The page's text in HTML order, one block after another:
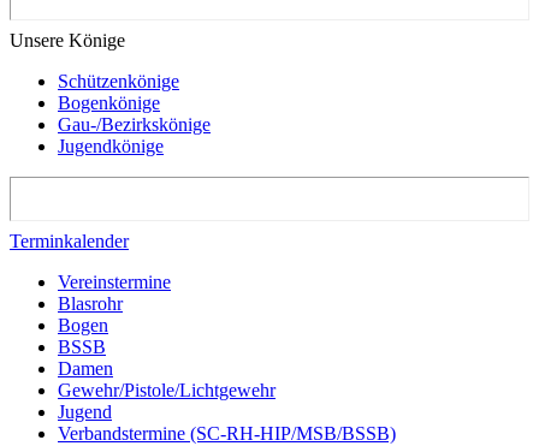
Unsere Könige
Schützenkönige
Bogenkönige
Gau-/Bezirkskönige
Jugendkönige
Terminkalender
Vereinstermine
Blasrohr
Bogen
BSSB
Damen
Gewehr/Pistole/Lichtgewehr
Jugend
Verbandstermine (SC-RH-HIP/MSB/BSSB)